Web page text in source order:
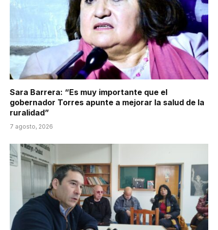
Sara Barrera: “Es muy importante que el
gobernador Torres apunte a mejorar la salud de la
ruralidad”
7 agosto, 2026